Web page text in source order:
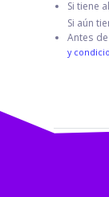
Si tiene
Si aún
Antes
y